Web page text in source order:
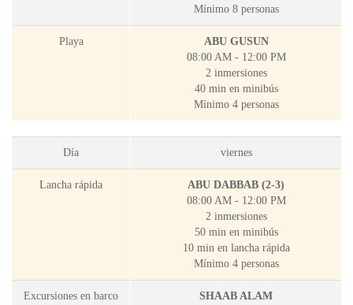
Mínimo 8 personas
Playa
ABU GUSUN
08:00 AM - 12:00 PM
2 inmersiones
40 min en minibús
Mínimo 4 personas
Día viernes
Lancha rápida
ABU DABBAB (2-3)
08:00 AM - 12:00 PM
2 inmersiones
50 min en minibús
10 min en lancha rápida
Mínimo 4 personas
Excursiones en barco
SHAAB ALAM